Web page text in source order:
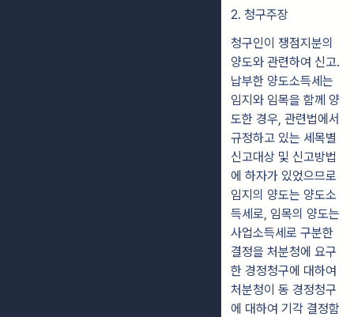
2. 청구주장
청구인이 쟁점지분의
양도와 관련하여 신고․
납부한 양도소득세는
임지와 임목을 함께 양
도한 경우, 관련법에서
규정하고 있는 세목별
신고대상 및 신고방법
에 하자가 있었으므로
임지의 양도는 양도소
득세로, 임목의 양도는
사업소득세로 구분한
결정을 처분청에 요구
한 경정청구에 대하여
처분청이 동 경정청구
에 대하여 기각 결정함